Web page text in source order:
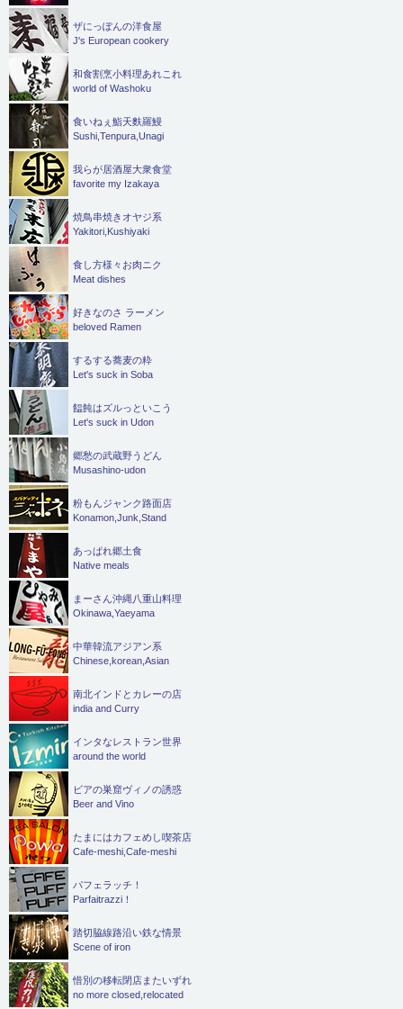
ザにっぽんの洋食屋
J's European cookery
和食割烹小料理あれこれ
world of Washoku
食いねぇ鮨天麩羅鰻
Sushi,Tenpura,Unagi
我らが居酒屋大衆食堂
favorite my Izakaya
焼鳥串焼きオヤジ系
Yakitori,Kushiyaki
食し方様々お肉ニク
Meat dishes
好きなのさ ラーメン
beloved Ramen
するする蕎麦の粋
Let's suck in Soba
饂飩はズルっといこう
Let's suck in Udon
郷愁の武蔵野うどん
Musashino-udon
粉もんジャンク路面店
Konamon,Junk,Stand
あっぱれ郷土食
Native meals
まーさん沖縄八重山料理
Okinawa,Yaeyama
中華韓流アジアン系
Chinese,korean,Asian
南北インドとカレーの店
india and Curry
インタなレストラン世界
around the world
ビアの巣窟ヴィノの誘惑
Beer and Vino
たまにはカフェめし喫茶店
Cafe-meshi,Cafe-meshi
パフェラッチ！
Parfaitrazzi！
踏切脇線路沿い鉄な情景
Scene of iron
惜別の移転閉店またいずれ
no more closed,relocated